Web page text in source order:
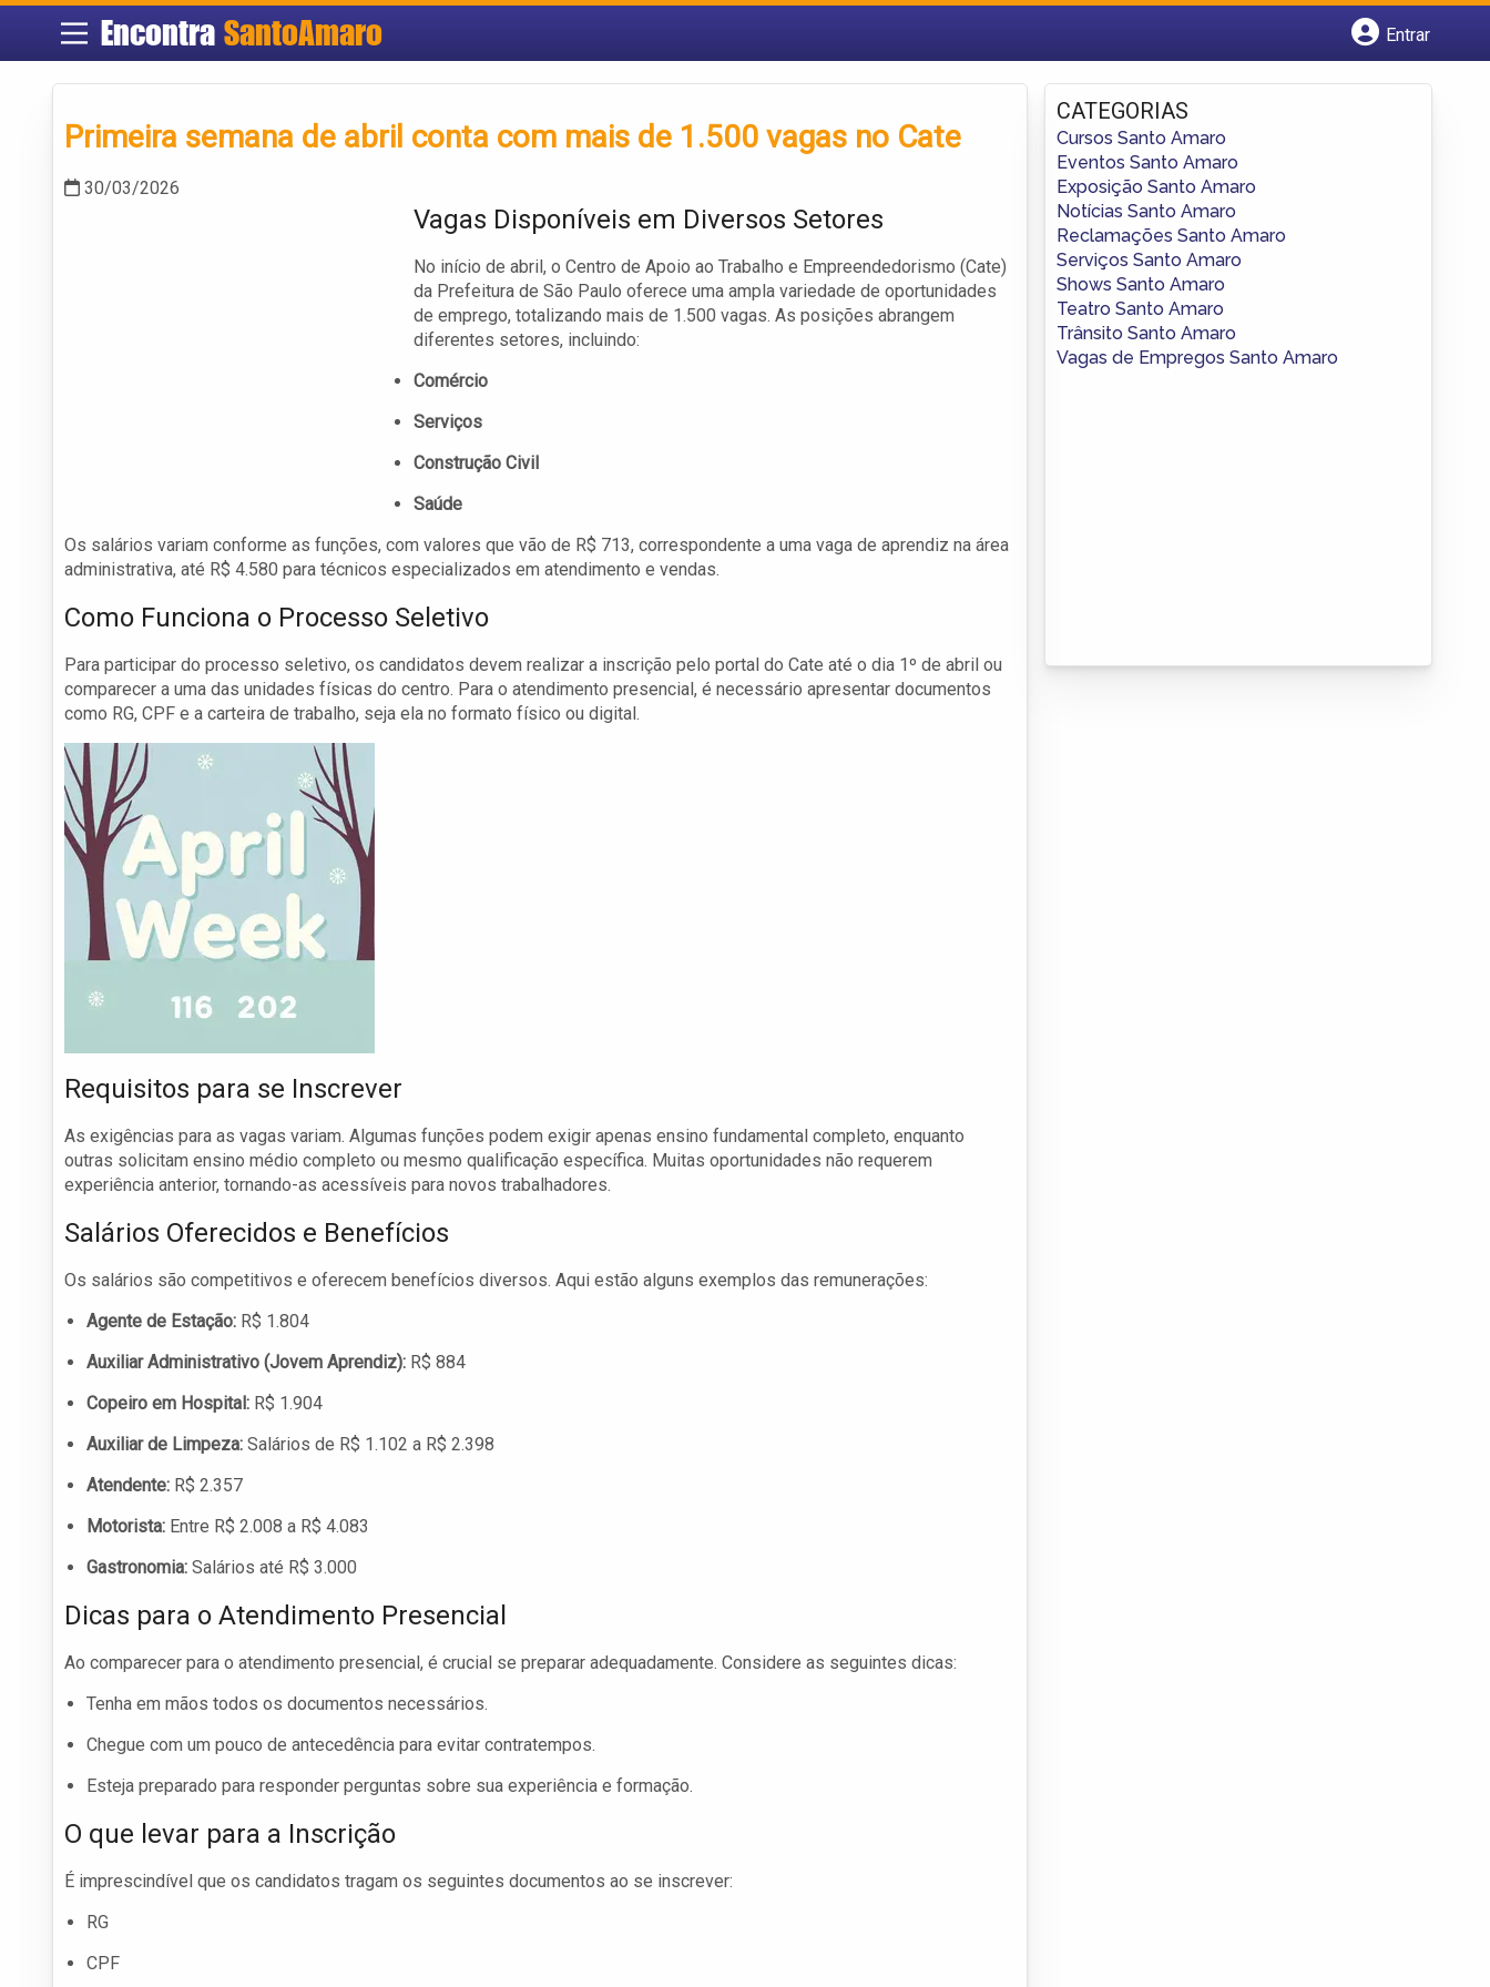
Encontra SantoAmaro
Entrar
Fazer login
Criar conta
Primeira semana de abril conta com mais de 1.500 vagas no Cate
30/03/2026
Vagas Disponíveis em Diversos Setores
No início de abril, o Centro de Apoio ao Trabalho e Empreendedorismo (Cate)
da Prefeitura de São Paulo oferece uma ampla variedade de oportunidades
de emprego, totalizando mais de 1.500 vagas. As posições abrangem
diferentes setores, incluindo:
Comércio
Serviços
Construção Civil
Saúde
Os salários variam conforme as funções, com valores que vão de R$ 713, correspondente a uma vaga de aprendiz na área
administrativa, até R$ 4.580 para técnicos especializados em atendimento e vendas.
Como Funciona o Processo Seletivo
Para participar do processo seletivo, os candidatos devem realizar a inscrição pelo portal do Cate até o dia 1º de abril ou
comparecer a uma das unidades físicas do centro. Para o atendimento presencial, é necessário apresentar documentos
como RG, CPF e a carteira de trabalho, seja ela no formato físico ou digital.
Requisitos para se Inscrever
As exigências para as vagas variam. Algumas funções podem exigir apenas ensino fundamental completo, enquanto
outras solicitam ensino médio completo ou mesmo qualificação específica. Muitas oportunidades não requerem
experiência anterior, tornando-as acessíveis para novos trabalhadores.
Salários Oferecidos e Benefícios
Os salários são competitivos e oferecem benefícios diversos. Aqui estão alguns exemplos das remunerações:
Agente de Estação: R$ 1.804
Auxiliar Administrativo (Jovem Aprendiz): R$ 884
Copeiro em Hospital: R$ 1.904
Auxiliar de Limpeza: Salários de R$ 1.102 a R$ 2.398
Atendente: R$ 2.357
Motorista: Entre R$ 2.008 a R$ 4.083
Gastronomia: Salários até R$ 3.000
Dicas para o Atendimento Presencial
Ao comparecer para o atendimento presencial, é crucial se preparar adequadamente. Considere as seguintes dicas:
Tenha em mãos todos os documentos necessários.
Chegue com um pouco de antecedência para evitar contratempos.
Esteja preparado para responder perguntas sobre sua experiência e formação.
O que levar para a Inscrição
É imprescindível que os candidatos tragam os seguintes documentos ao se inscrever:
RG
CPF
CATEGORIAS
Cursos Santo Amaro
Eventos Santo Amaro
Exposição Santo Amaro
Notícias Santo Amaro
Reclamações Santo Amaro
Serviços Santo Amaro
Shows Santo Amaro
Teatro Santo Amaro
Trânsito Santo Amaro
Vagas de Empregos Santo Amaro